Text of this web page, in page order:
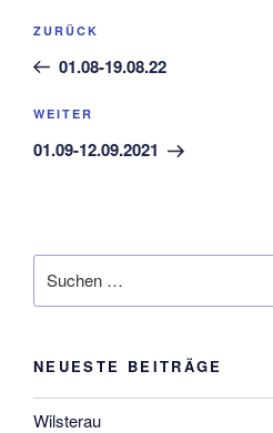
Beitragsnavigation
Vorheriger
Beitrag
ZURÜCK
01.08-19.08.22
Nächster
Beitrag
WEITER
01.09-12.09.2021
nach:
NEUESTE BEITRÄGE
Wilsterau